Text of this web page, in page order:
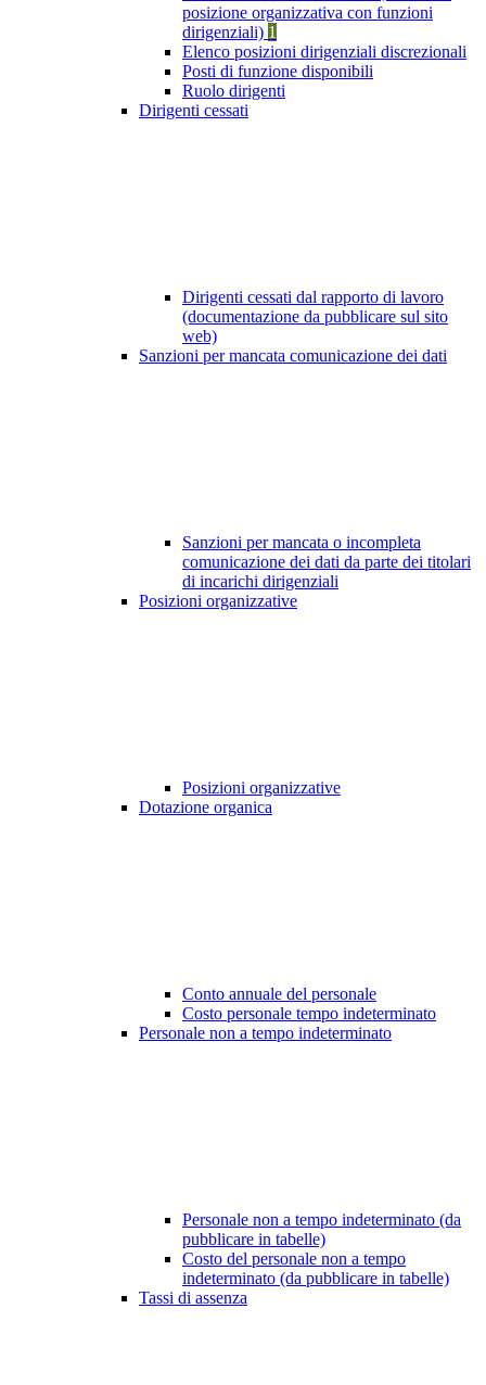
posizione organizzativa con funzioni
dirigenziali) 1
Elenco posizioni dirigenziali discrezionali
Posti di funzione disponibili
Ruolo dirigenti
Dirigenti cessati
Dirigenti cessati dal rapporto di lavoro
(documentazione da pubblicare sul sito
web)
Sanzioni per mancata comunicazione dei dati
Sanzioni per mancata o incompleta
comunicazione dei dati da parte dei titolari
di incarichi dirigenziali
Posizioni organizzative
Posizioni organizzative
Dotazione organica
Conto annuale del personale
Costo personale tempo indeterminato
Personale non a tempo indeterminato
Personale non a tempo indeterminato (da
pubblicare in tabelle)
Costo del personale non a tempo
indeterminato (da pubblicare in tabelle)
Tassi di assenza